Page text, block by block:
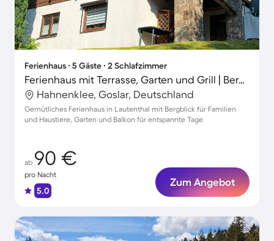
Ferienhaus ∙ 5 Gäste ∙ 2 Schlafzimmer
Ferienhaus mit Terrasse, Garten und Grill | Bergblick
Hahnenklee, Goslar, Deutschland
Gemütliches Ferienhaus in Lautenthal mit Bergblick für Familien
und Haustiere, Garten und Balkon für entspannte Tage
ab 90 €
pro Nacht
5.0
Zum Angebot